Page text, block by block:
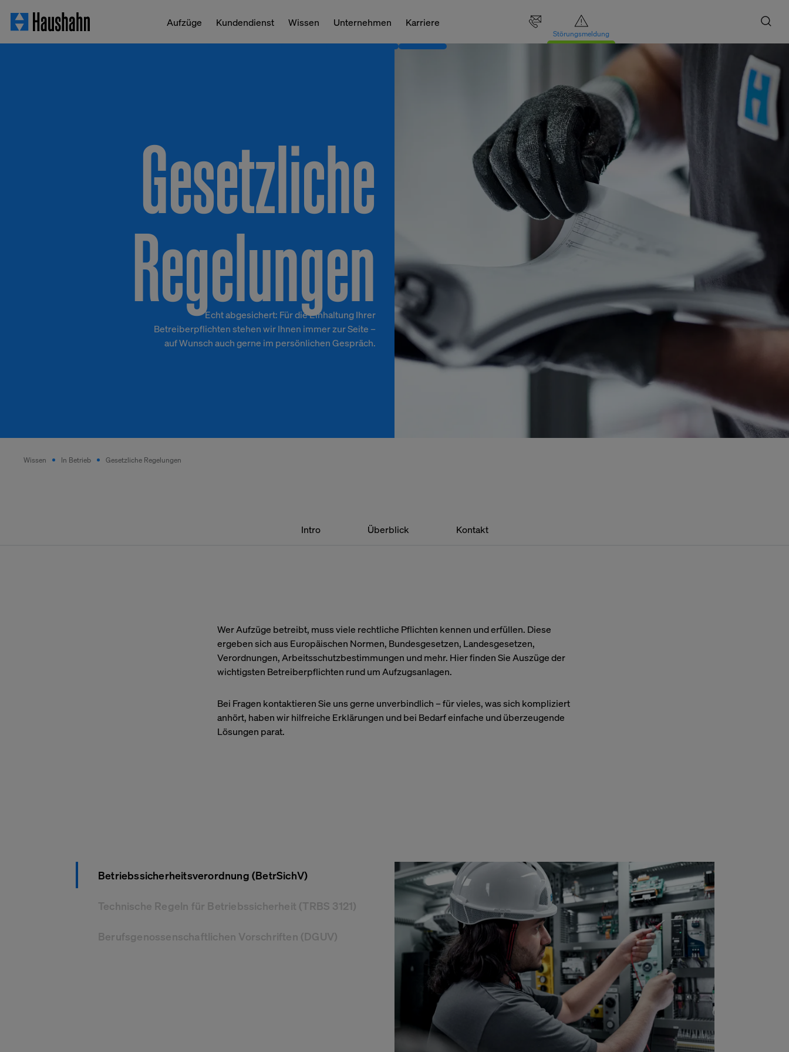
Aufzüge Kundendienst Wissen Unternehmen Karriere
Gesetzliche
Regelungen
Echt abgesichert: Für die Einhaltung Ihrer
Betreiberpflichten stehen wir Ihnen immer zur Seite –
auf Wunsch auch gerne im persönlichen Gespräch.
Wissen In Betrieb Gesetzliche Regelungen
Intro Überblick Kontakt
Wer Aufzüge betreibt, muss viele rechtliche Pflichten kennen und erfüllen. Diese
ergeben sich aus Europäischen Normen, Bundesgesetzen, Landesgesetzen,
Verordnungen, Arbeitsschutzbestimmungen und mehr. Hier finden Sie Auszüge der
wichtigsten Betreiberpflichten rund um Aufzugsanlagen.
Bei Fragen kontaktieren Sie uns gerne unverbindlich – für vieles, was sich kompliziert
anhört, haben wir hilfreiche Erklärungen und bei Bedarf einfache und überzeugende
Lösungen parat.
Betriebssicherheitsverordnung (BetrSichV)
Technische Regeln für Betriebssicherheit (TRBS 3121)
Berufsgenossenschaftlichen Vorschriften (DGUV)